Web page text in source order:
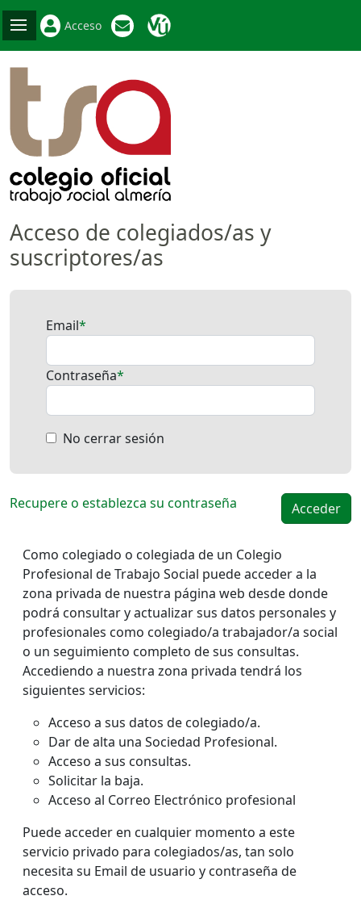
Acceso
Acceso de colegiados/as y
suscriptores/as
Email
Contraseña
No cerrar sesión
Recupere o establezca su contraseña
Como colegiado o colegiada de un Colegio
Profesional de Trabajo Social puede acceder a la
zona privada de nuestra página web desde donde
podrá consultar y actualizar sus datos personales y
profesionales como colegiado/a trabajador/a social
o un seguimiento completo de sus consultas.
Accediendo a nuestra zona privada tendrá los
siguientes servicios:
Acceso a sus datos de colegiado/a.
Dar de alta una Sociedad Profesional.
Acceso a sus consultas.
Solicitar la baja.
Acceso al Correo Electrónico profesional
Puede acceder en cualquier momento a este
servicio privado para colegiados/as, tan solo
necesita su Email de usuario y contraseña de
acceso.